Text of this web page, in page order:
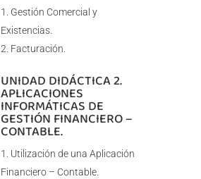
Gestión Comercial y
Existencias.
Facturación.
UNIDAD DIDÁCTICA 2.
APLICACIONES
INFORMÁTICAS DE
GESTIÓN FINANCIERO –
CONTABLE.
Utilización de una Aplicación
Financiero – Contable.